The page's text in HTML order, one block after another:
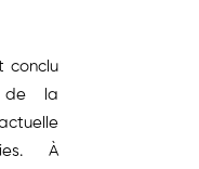
conclu
de la
À